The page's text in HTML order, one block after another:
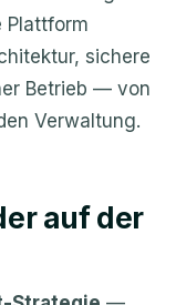
Plattform
sichere
Betrieb — von
Verwaltung.
auf der